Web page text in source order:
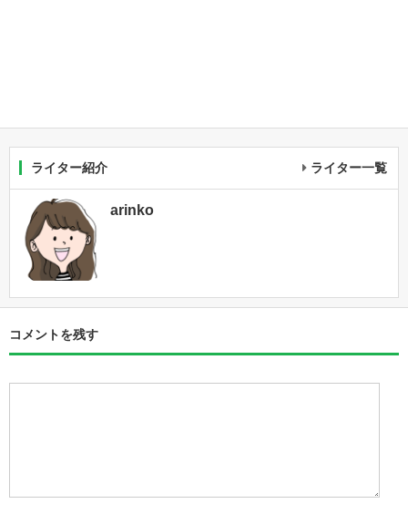
ライター紹介 ライター一覧
arinko
コメントを残す